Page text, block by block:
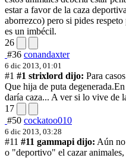
estar a favor de la caza
aborrezco) pero si pides
es un imbécil.
26
#36 conandaxter
6 dic 2013, 01:01
#1 #1 strixlord dijo: Para
Que hija de puta degenerada.
daría caza... A ver si lo vive de
17
#50 cockatoo010
6 dic 2013, 03:28
#11 #11 gammapi dijo: Aún
o "deportivo" el cazar